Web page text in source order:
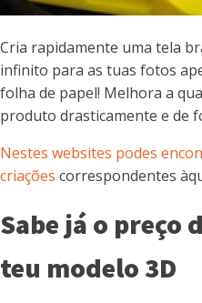
Cria rapidamente uma tela
infinito para as tuas fotos
folha de papel! Melhora a
produto drasticamente e de
Nestes websites podes
criações correspondentes
Sabe já o preço
teu modelo 3D